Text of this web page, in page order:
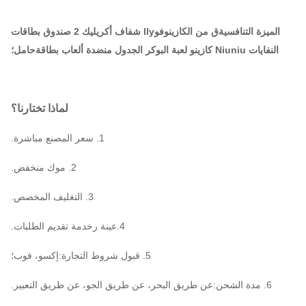
الميزة التنافسيةق من الكازينوفو
lly شفاف أكريليك 2 صندوق بطاقات
النفايات Niuniu كازينو لعبة البوكر الجدول منضدة ألعاب بطاقة
حامل؛
لماذا تختارنا؟
1. سعر المصنع مباشرة.
2. موك منخفض.
3. التغليف المخصص.
4. عينة ر خدمة تقديم الطلبات.
5. قبول شروط التجارة :إكسو، فوب؛
6. مدة الشحن :عن طريق البحر، عن طريق الجو، عن طريق التعبير.